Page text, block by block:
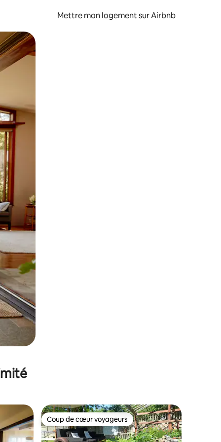
Mettre mon logement sur Airbnb
glisser.
Coup de cœur voyageurs
Coup de cœur voyageurs